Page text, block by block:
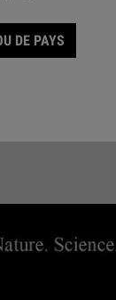
MAGASIN
DE PAYS